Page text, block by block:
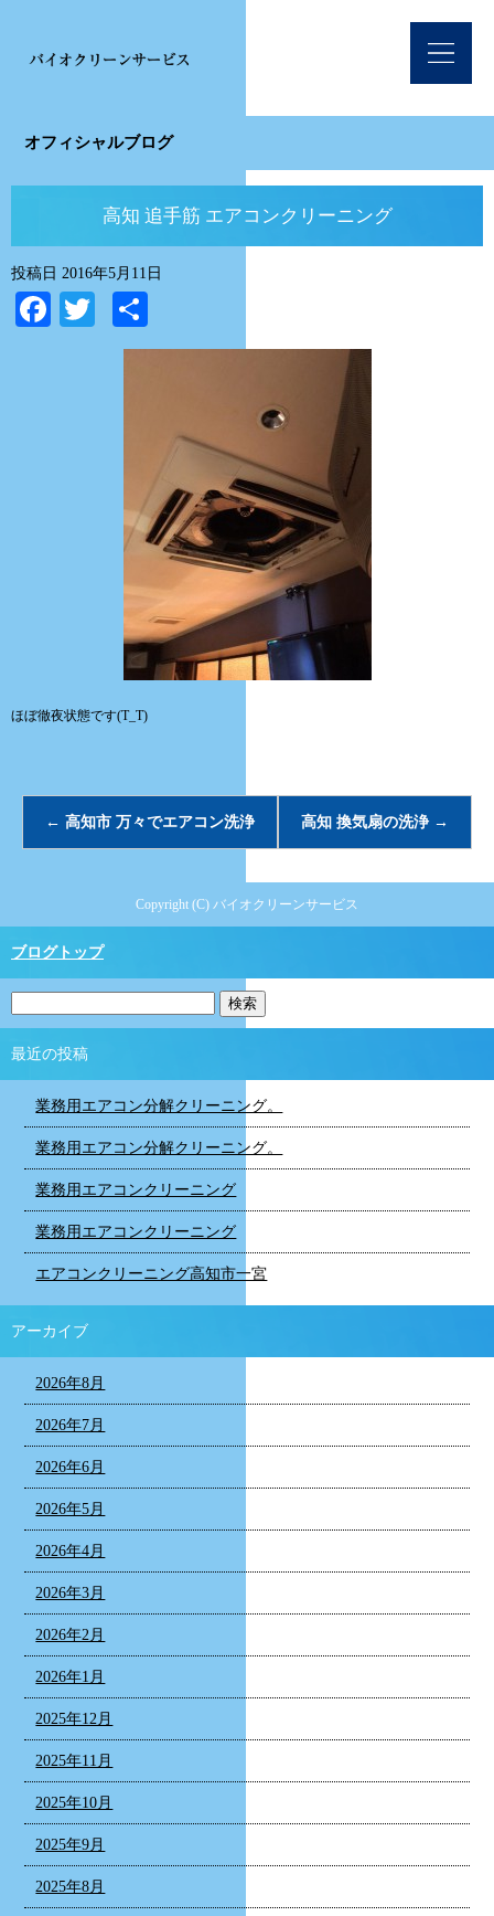
オフィシャルブログ
高知 追手筋 エアコンクリーニング
投稿日 2016年5月11日
Facebook
Twitter
有
ほぼ徹夜状態です(T_T)
← 高知市 万々でエアコン洗浄 高知 換気扇の洗浄 →
Copyright (C) バイオクリーンサービス
ブログトップ
最近の投稿
業務用エアコン分解クリーニング。
業務用エアコン分解クリーニング。
業務用エアコンクリーニング
業務用エアコンクリーニング
エアコンクリーニング高知市一宮
アーカイブ
2026年8月
2026年7月
2026年6月
2026年5月
2026年4月
2026年3月
2026年2月
2026年1月
2025年12月
2025年11月
2025年10月
2025年9月
2025年8月